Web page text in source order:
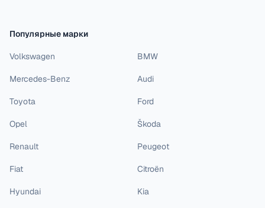
Популярные марки
Volkswagen BMW
Mercedes-Benz Audi
Toyota Ford
Opel Škoda
Renault Peugeot
Fiat Citroën
Hyundai Kia